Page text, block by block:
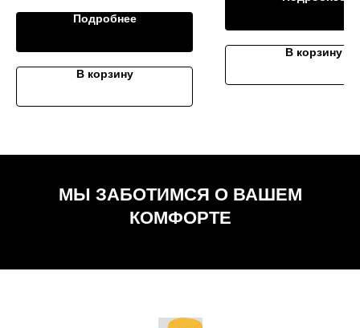
Подробнее
В корзину
В корзину
МЫ ЗАБОТИМСЯ О ВАШЕМ
КОМФОРТЕ